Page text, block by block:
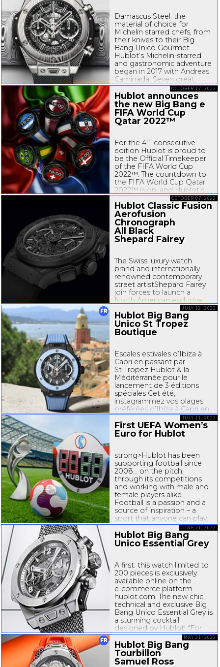
the perfect partner...
Damascus Steel: the
material of choice for
Michelin starred chefs, from
their knives to their Big
Bang Unico Gourmet
Hublot’s Michelin-starred
and gastronomic adventure
began in 2017 with Andreas
Caminada. Seven great
Michelin-starred...
Hublot announces
the new Big Bang e
FIFA World Cup
Qatar 2022™
For the 4th consecutive
edition Hublot is proud to
be the Official Timekeeper
of the FIFA World Cup
2022™. The countdown to
the FIFA World Cup Qatar
2022™ is on, and Hublot’s
innovative new Gen 3
connected watch is ready
to time every minute of it.
Nyon, le 14 octobre 2022 –
Hublot...
OCTOBER 17, 2022
Hublot Classic Fusion
Aerofusion
Chronograph
All Black
Shepard Fairey
The Swiss luxury watch
brand and internationally
renowned contemporary
street artistShepard Fairey
join forces to launch a
North American exclusive
timepiece: The Classic
Fusion Aerofusion
Chronograph All Black
Shepard Fairey, featuring
Shepard Fairey’s signature
All Black...
OCTOBER 07, 2022
FR
Hublot Big Bang
Unico St Tropez
Boutique
Escales estivales d’Ibiza à
Capri en passant par
St-Tropez Hublot & la
Méditérranée pour le
lancement de 3 éditions
spéciales Cet été,
instagrammez vos plages
préférées d’Ibiza à Capri en
passant parSt-Tropezsans
oublier de glisser...
JULY 12, 2022
First UEFA Women’s
Euro for Hublot
strong>Hublot has been
supporting football since
2008... on the pitch,
through its competitions
and working with male and
female players alike.
Football is a passion and a
source of inspiration – a
sport that anyone can play,
regardless of gender. The
brand has been supporting
women’s football since...
JULY 11, 2022
Hublot Big Bang
Unico Essential Grey
A first: this watch limited to
200 pieces is exclusively
available online on the
e-commerce platform
hublot.com. The new chic,
technical and exclusive Big
Bang Unico Essential Grey is
a stunning cocktail
designed by Hublot! “For
the first time in the history
of Hublot...
JUNE 21, 2022
FR
Hublot Big Bang
Tourbillon
Samuel Ross
MAY 21, 2022